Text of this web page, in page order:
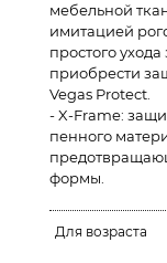
мебельной
имитацией
простого
приобрести
Vegas Protect.
-X-Frame:
пенного
формы.
Для возраста